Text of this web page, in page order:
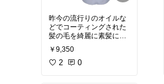
昨今の流行りのオイルな
どでコーティングされた
髪の毛を綺麗に素髪に戻
してくれる
本来の髪の毛の良さが戻
ることで本当に綺麗にな
￥9,350
2 0